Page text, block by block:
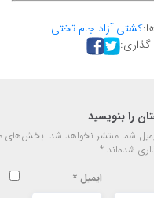
کشتی آزاد جام تختی
گذاری:
را بنویسید
شما منتشر نخواهد شد. بخش‌های
شده‌اند *
ایمیل *